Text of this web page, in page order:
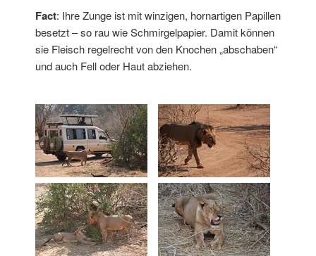
Fact: Ihre Zunge ist mit winzigen, hornartigen Papillen
besetzt – so rau wie Schmirgelpapier. Damit können
sie Fleisch regelrecht von den Knochen „abschaben“
und auch Fell oder Haut abziehen.